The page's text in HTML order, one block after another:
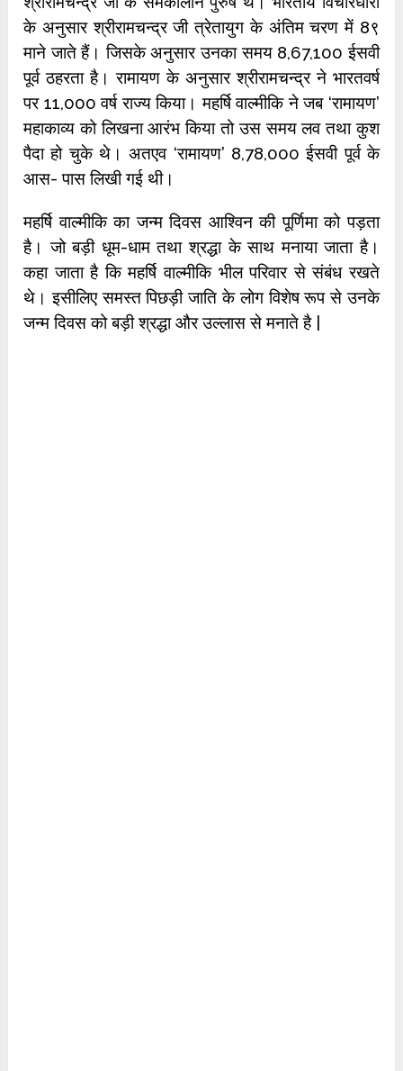
के अनुसार श्रीरामचन्द्र जी त्रेतायुग के अंतिम चरण में 8९
माने जाते हैं। जिसके अनुसार उनका समय 8,67,100 ईसवी
पूर्व ठहरता है। रामायण के अनुसार श्रीरामचन्द्र ने भारतवर्ष
पर 11,000 वर्ष राज्य किया। महर्षि वाल्मीकि ने जब ‘रामायण’
महाकाव्य को लिखना आरंभ किया तो उस समय लव तथा कुश
पैदा हो चुके थे। अतएव ‘रामायण’ 8,78,000 ईसवी पूर्व के
आस- पास लिखी गई थी।
महर्षि वाल्मीकि का जन्म दिवस आश्विन की पूर्णिमा को पड़ता
है। जो बड़ी धूम-धाम तथा श्रद्धा के साथ मनाया जाता है।
कहा जाता है कि महर्षि वाल्मीकि भील परिवार से संबंध रखते
थे। इसीलिए समस्त पिछड़ी जाति के लोग विशेष रूप से उनके
जन्म दिवस को बड़ी श्रद्धा और उल्लास से मनाते है |